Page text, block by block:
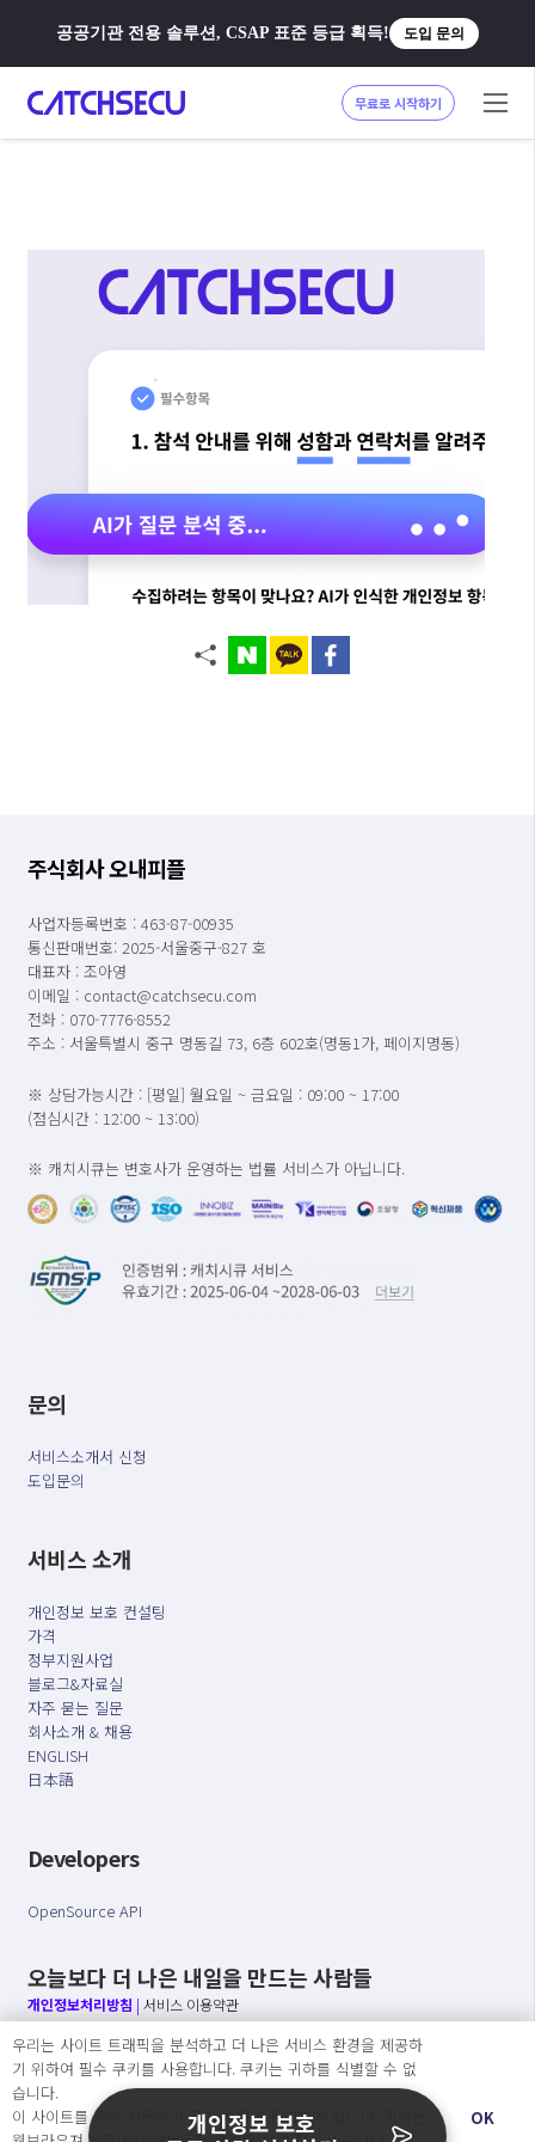
공공기관 전용 솔루션, CSAP 표준 등급 획득! 도입 문의
무료로 시작하기
주식회사 오내피플
사업자등록번호 : 463-87-00935
통신판매번호: 2025-서울중구-827 호
대표자 : 조아영
이메일 : contact@catchsecu.com
전화 : 070-7776-8552
주소 : 서울특별시 중구 명동길 73, 6층 602호(명동1가, 페이지명동)
※ 상담가능시간 : [평일] 월요일 ~ 금요일 : 09:00 ~ 17:00
(점심시간 : 12:00 ~ 13:00)
※ 캐치시큐는 변호사가 운영하는 법률 서비스가 아닙니다.
문의
서비스소개서 신청
도입문의
서비스 소개
개인정보 보호 컨설팅
가격
정부지원사업
블로그&자료실
자주 묻는 질문
회사소개 & 채용
ENGLISH
日本語
Developers
OpenSource API
오늘보다 더 나은 내일을 만드는 사람들
개인정보처리방침 | 서비스 이용약관
○ 개인정보보호 컴플라이언스를 선도하겠습니다.
○ 정보주체의 권리를 보장하겠습니다.
○ 기업의 개인정보보호를 위한 효율적 관리를 보장하겠습니다.
우리는 사이트 트래픽을 분석하고 더 나은 서비스 환경을 제공하
기 위하여 필수 쿠키를 사용합니다. 쿠키는 귀하를 식별할 수 없
습니다.
이 사이트를 계속 사용하면 쿠키 사용에 동의하게 됩니다. 귀하는
OK
개인정보 보호